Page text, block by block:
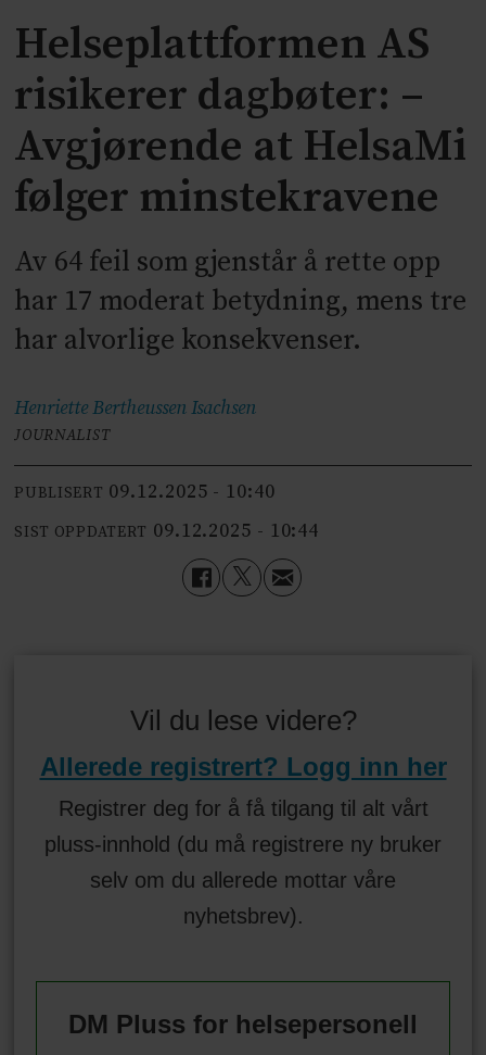
Helseplattformen AS
risikerer dagbøter: –
Avgjørende at HelsaMi
følger minstekravene
Av 64 feil som gjenstår å rette opp
har 17 moderat betydning, mens tre
har alvorlige konsekvenser.
Henriette BertheussenIsachsen
JOURNALIST
PUBLISERT 09.12.2025 - 10:40
SIST OPPDATERT 09.12.2025 - 10:44
Vil du lese videre?
Allerede registrert? Logg inn her
Registrer deg for å få tilgang til alt vårt
pluss-innhold (du må registrere ny bruker
selv om du allerede mottar våre
nyhetsbrev).
DM Pluss for helsepersonell